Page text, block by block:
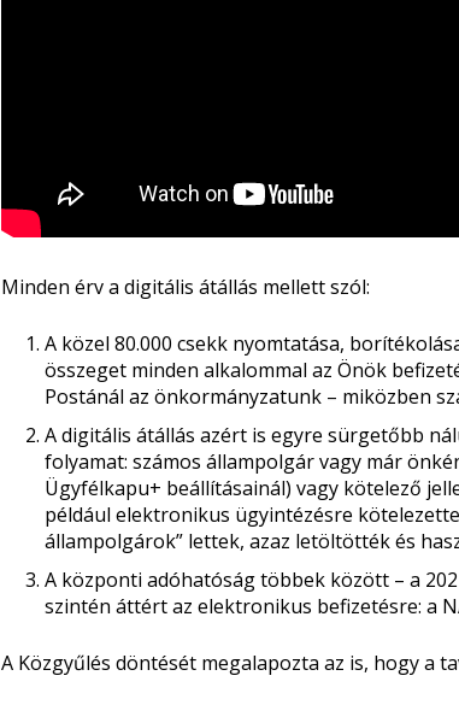
Minden érv a digitális átállás mellett szól:
A közel 80.000 csekk nyomtatása,
összeget minden alkalommal az Önök
Postánál az önkormányzatunk – miközben
A digitális átállás azért is egyre sürgetőbb
folyamat: számos állampolgár vagy már
Ügyfélkapu+ beállításainál) vagy kötelező
például elektronikus ügyintézésre
állampolgárok” lettek, azaz letöltötték és
A központi adóhatóság többek között – a
szintén áttért az elektronikus befizetésre: a
A Közgyűlés döntését megalapozta az is, hogy a